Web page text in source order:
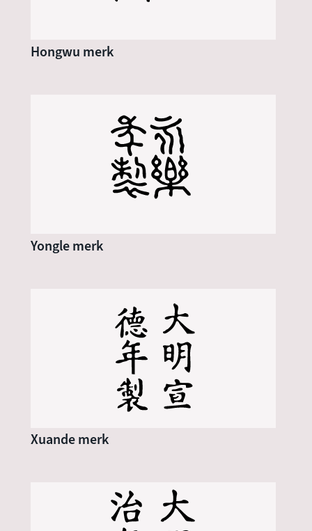
Hongwu merk
Yongle merk
Xuande merk